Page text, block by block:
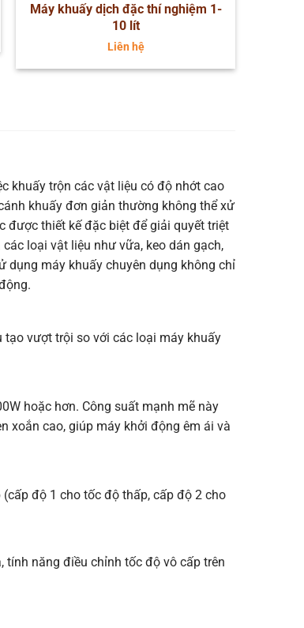
Máy khuấy dịch đặc thí nghiệm 1-
10 lít
Liên hệ
khuấy trộn các vật liệu có độ nhớt cao
khuấy đơn giản thường không thể xử
được thiết kế đặc biệt để giải quyết triệt
loại vật liệu như vữa, keo dán gạch,
dụng máy khuấy chuyên dụng không chỉ
vượt trội so với các loại máy khuấy
hoặc hơn. Công suất mạnh mẽ này
xoắn cao, giúp máy khởi động êm ái và
độ 1 cho tốc độ thấp, cấp độ 2 cho
tính năng điều chỉnh tốc độ vô cấp trên